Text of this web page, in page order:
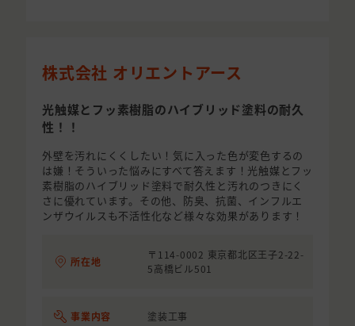
株式会社 オリエントアース
光触媒とフッ素樹脂のハイブリッド塗料の耐久
性！！
外壁を汚れにくくしたい！気に入った色が変色するの
は嫌！そういった悩みにすべて答えます！光触媒とフッ
素樹脂のハイブリッド塗料で耐久性と汚れのつきにく
さに優れています。その他、防臭、抗菌、インフルエ
ンザウイルスも不活性化など様々な効果があります！
所在地
〒114-0002 東京都北区王子2-22-
5高橋ビル501
事業内容 塗装工事